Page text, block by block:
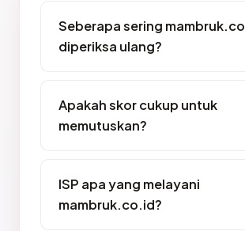
Seberapa sering
diperiksa ulang?
Apakah skor cukup untuk
memutuskan?
ISP apa yang melayani
mambruk.co.id?